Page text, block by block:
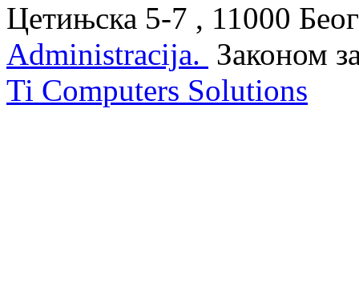
Цетињска 5-7 , 11000
Administracija. Законом
Ti Computers Solutions